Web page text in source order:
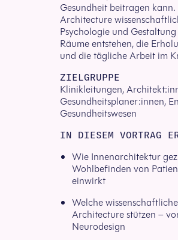
Gesundheit beitragen
Architecture
Psychologie und
Räume entstehen, die
und die tägliche Arbeit im
ZIELGRUPPE
Klinikleitungen,
Gesundheitsplaner:innen,
Gesundheitswesen
IN DIESEM VORTRAG
Wie Innenarchitektur
Wohlbefinden von
einwirkt
Welche
Architecture stützen –
Neurodesign